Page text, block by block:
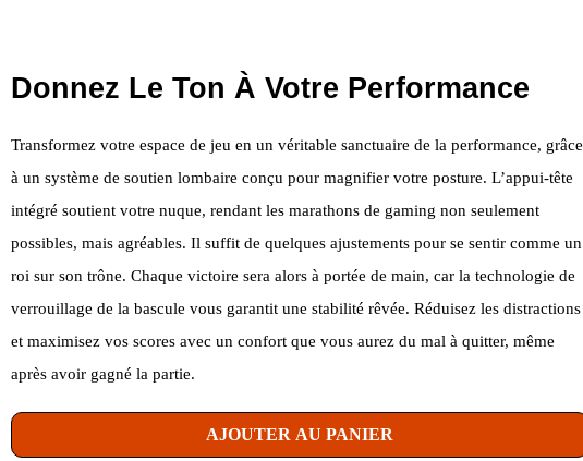
Donnez Le Ton À Votre Performance
Transformez votre espace de jeu en un véritable sanctuaire de la performance, grâce
à un système de soutien lombaire conçu pour magnifier votre posture. L’appui-tête
intégré soutient votre nuque, rendant les marathons de gaming non seulement
possibles, mais agréables. Il suffit de quelques ajustements pour se sentir comme un
roi sur son trône. Chaque victoire sera alors à portée de main, car la technologie de
verrouillage de la bascule vous garantit une stabilité rêvée. Réduisez les distractions
et maximisez vos scores avec un confort que vous aurez du mal à quitter, même
après avoir gagné la partie.
AJOUTER AU PANIER